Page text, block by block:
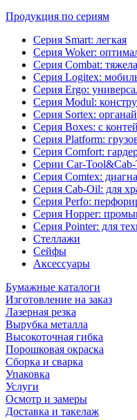
Продукция по сериям
Серия Smart: легкая
Серия Woker:
Серия Combat:
Серия Logitex:
Серия Ergo:
Серия Modul:
Серия Sortex:
Серия Boxes: с
Серия Platform:
Серия Comfort:
Серии Car-Tool&Cab-
Серия Comtex:
Серия Cab-Oil: для
Серия Perfo:
Серия Hopper:
Серия Pointer: для
Стеллажи
Сейфы
Аксессуары
Бумажные каталоги
Изготовление на заказ
Лазерная резка
Вырубка металла
Высокоточная гибка
Порошковая окраска
Сборка и сварка
Упаковка
Услуги
Осмотр и замеры
Доставка и такелаж